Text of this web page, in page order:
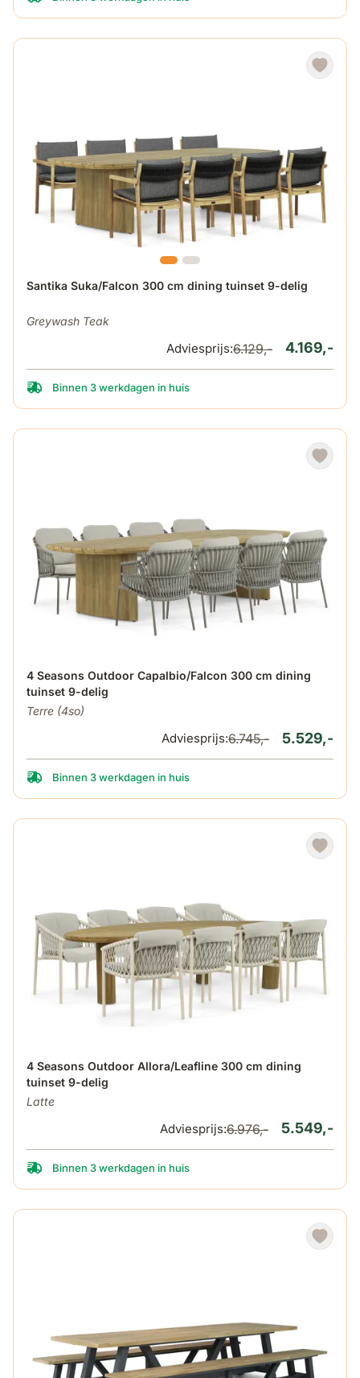
Santika Suka/Falcon 300 cm dining tuinset 9-delig
Greywash Teak
De prijs is afhankelijk van de gekozen opties op de
4.169,-
Adviesprijs:6.129,-
Binnen 3 werkdagen in huis
4 Seasons Outdoor Capalbio/Falcon 300 cm dining
tuinset 9-delig
Terre (4so)
De prijs is afhankelijk van de gekozen opties op de
5.529,-
Adviesprijs:6.745,-
Binnen 3 werkdagen in huis
4 Seasons Outdoor Allora/Leafline 300 cm dining
tuinset 9-delig
Latte
De prijs is afhankelijk van de gekozen opties op de
5.549,-
Adviesprijs:6.976,-
Binnen 3 werkdagen in huis